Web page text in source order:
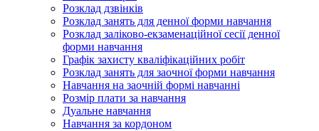
Розклад дзвінків
Розклад занять для денної форми навчання
Розклад заліково-екзаменаційної сесії денної
форми навчання
Графік захисту кваліфікаційних робіт
Розклад занять для заочної форми навчання
Навчання на заочній формі навчанні
Розмір плати за навчання
Дуальне навчання
Навчання за кордоном